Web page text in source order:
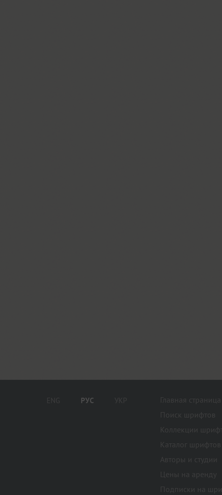
ENG РУС УКР
Главная страница
Поиск шрифтов
Коллекции
Каталог шрифтов
Авторы и студии
Цены на аренду
Подписки на